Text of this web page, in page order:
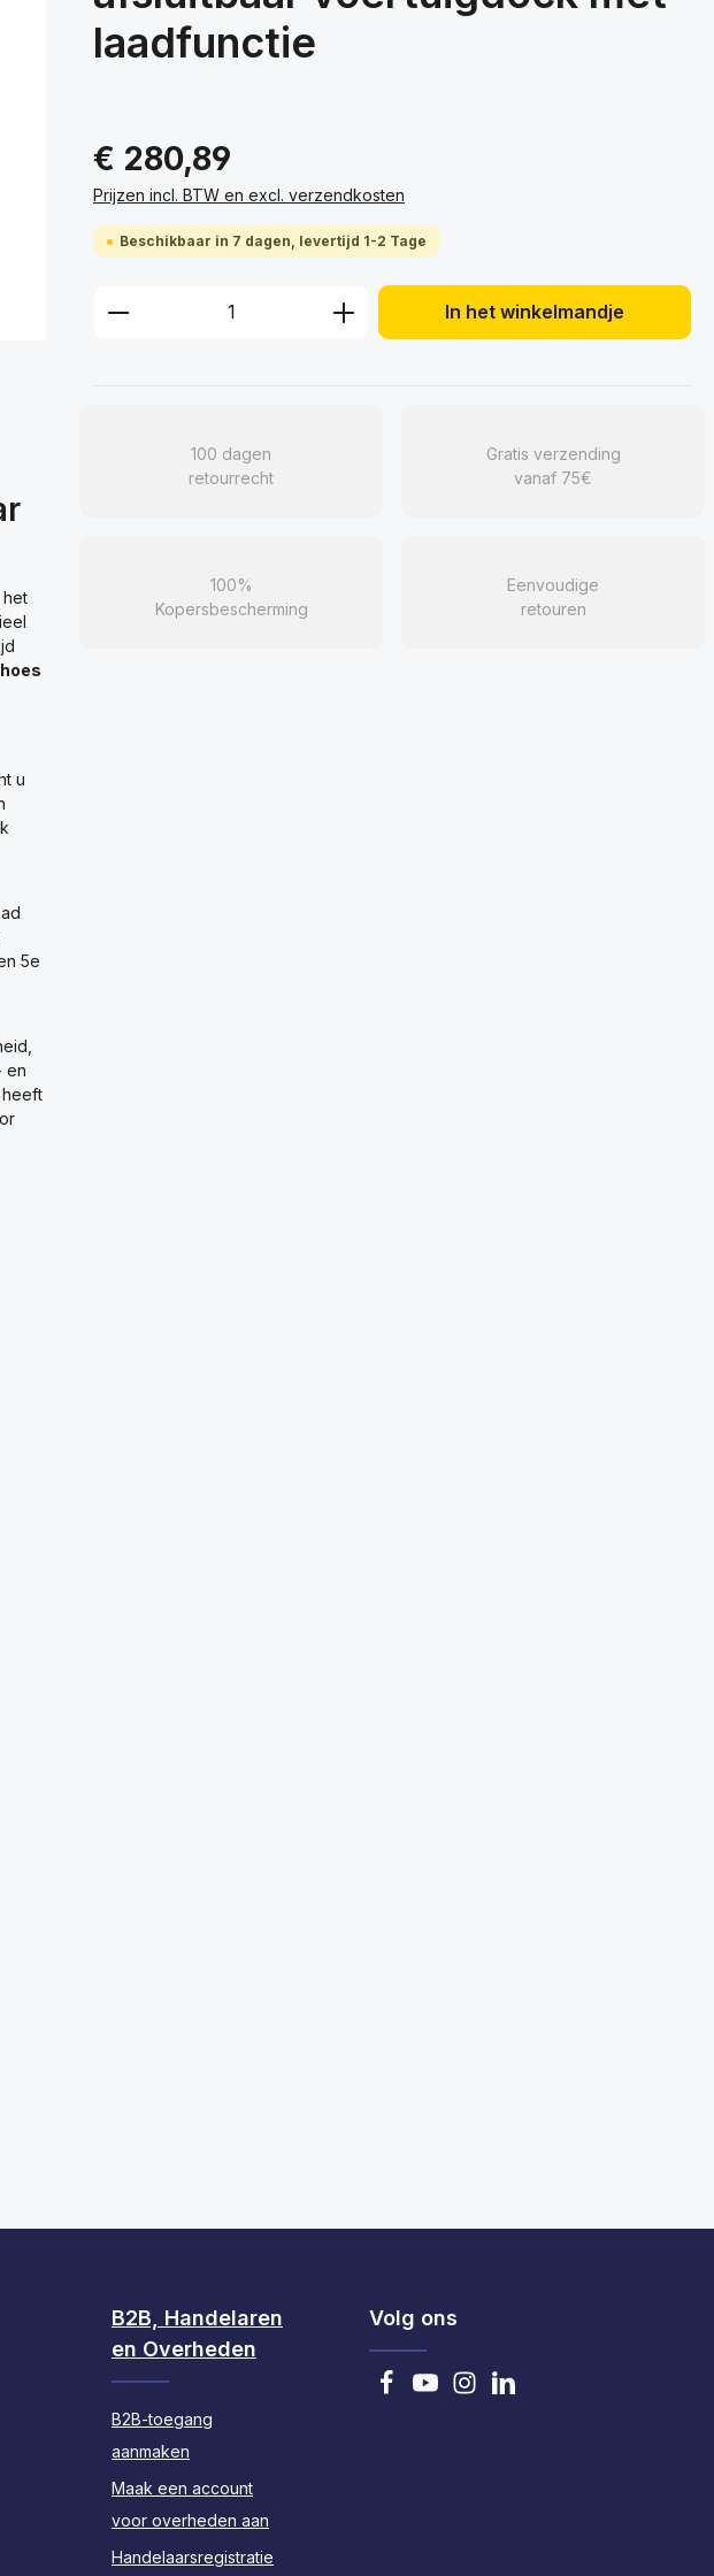
laadfunctie
€ 280,89
Prijzen incl. BTW en excl. verzendkosten
Beschikbaar in 7 dagen, levertijd 1-2 Tage
Producthoeveelheid: Voer de gewenste
In het winkelmandje
100 dagen
retourrecht
Gratis verzending
vanaf 75€
100%
Kopersbescherming
Eenvoudige
retouren
u
5e
en
heeft
de knoppen om de hoeveelheid te verhogen of te
in of gebruik de knoppen om de
B2B, Handelaren
en Overheden
B2B-toegang
aanmaken
Maak een account
voor overheden aan
Handelaarsregistratie
Volg ons